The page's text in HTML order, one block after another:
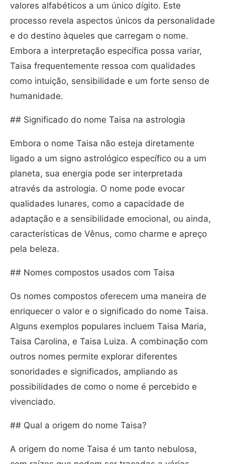
valores alfabéticos a um único dígito. Este
processo revela aspectos únicos da personalidade
e do destino àqueles que carregam o nome.
Embora a interpretação específica possa variar,
Taisa frequentemente ressoa com qualidades
como intuição, sensibilidade e um forte senso de
humanidade.
## Significado do nome Taisa na astrologia
Embora o nome Taisa não esteja diretamente
ligado a um signo astrológico específico ou a um
planeta, sua energia pode ser interpretada
através da astrologia. O nome pode evocar
qualidades lunares, como a capacidade de
adaptação e a sensibilidade emocional, ou ainda,
características de Vênus, como charme e apreço
pela beleza.
## Nomes compostos usados com Taisa
Os nomes compostos oferecem uma maneira de
enriquecer o valor e o significado do nome Taisa.
Alguns exemplos populares incluem Taisa Maria,
Taisa Carolina, e Taisa Luiza. A combinação com
outros nomes permite explorar diferentes
sonoridades e significados, ampliando as
possibilidades de como o nome é percebido e
vivenciado.
## Qual a origem do nome Taisa?
A origem do nome Taisa é um tanto nebulosa,